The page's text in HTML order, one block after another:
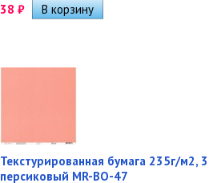
38 ₽
Текстурированная бумага 235г/м2,
персиковый MR-BO-47